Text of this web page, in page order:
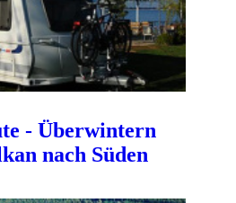
- Überwintern
nach Süden